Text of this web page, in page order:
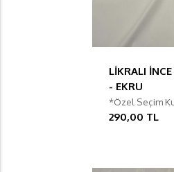
LİKRALI
- EKRU
*Özel Seçim
290,00 TL